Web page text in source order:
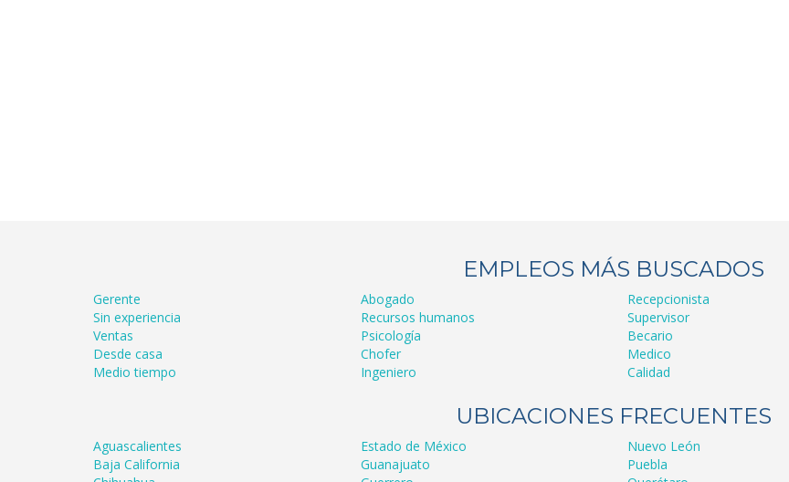
EMPLEOS MÁS BUSCADOS
Gerente
Sin experiencia
Ventas
Desde casa
Medio tiempo
Abogado
Recursos humanos
Psicología
Chofer
Ingeniero
Recepcionista
Supervisor
Becario
Medico
Calidad
UBICACIONES FRECUENTES
Aguascalientes
Baja California
Estado de México
Guanajuato
Nuevo León
Puebla